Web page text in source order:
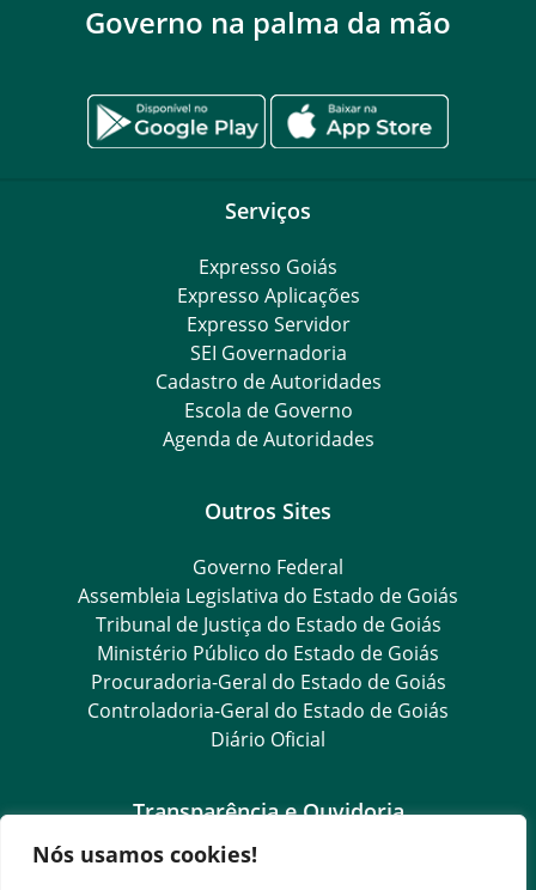
Nós usamos cookies!
Governo na palma da mão
Serviços
Expresso Goiás
Expresso Aplicações
Expresso Servidor
SEI Governadoria
Cadastro de Autoridades
Escola de Governo
Agenda de Autoridades
Outros Sites
Governo Federal
Assembleia Legislativa do Estado de Goiás
Tribunal de Justiça do Estado de Goiás
Ministério Público do Estado de Goiás
Procuradoria-Geral do Estado de Goiás
Controladoria-Geral do Estado de Goiás
Diário Oficial
Transparência e Ouvidoria
LGPD